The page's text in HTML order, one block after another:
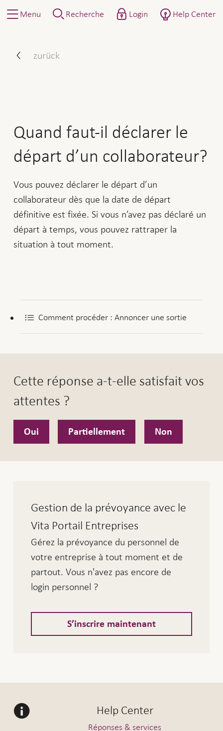
Menu Recherche Login Help Center
zurück
Quand faut-il déclarer le
départ d’un collaborateur?
Vous pouvez déclarer le départ d’un
collaborateur dès que la date de départ
définitive est fixée. Si vous n’avez pas déclaré un
départ à temps, vous pouvez rattraper la
situation à tout moment.
Comment procéder : Annoncer une sortie
Cette réponse a-t-elle satisfait vos
attentes ?
Oui Partiellement Non
Gestion de la prévoyance avec le
Vita Portail Entreprises
Gérez la prévoyance du personnel de
votre entreprise à tout moment et de
partout. Vous n'avez pas encore de
login personnel ?
S’inscrire maintenant
Help Center
Réponses & services